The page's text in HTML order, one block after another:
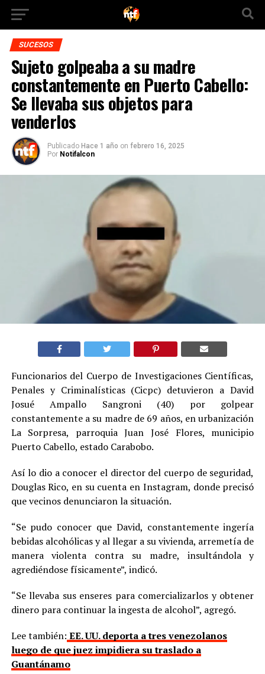
SUCESOS
Sujeto golpeaba a su madre
constantemente en Puerto Cabello:
Se llevaba sus objetos para
venderlos
Publicado Hace 1 año on febrero 16, 2025
Por Notifalcon
Funcionarios del Cuerpo de Investigaciones Científicas,
Penales y Criminalísticas (Cicpc) detuvieron a David
Josué Ampallo Sangroni (40) por golpear
constantemente a su madre de 69 años, en urbanización
La Sorpresa, parroquia Juan José Flores, municipio
Puerto Cabello, estado Carabobo.
Así lo dio a conocer el director del cuerpo de seguridad,
Douglas Rico, en su cuenta en Instagram, donde precisó
que vecinos denunciaron la situación.
“Se pudo conocer que David, constantemente ingería
bebidas alcohólicas y al llegar a su vivienda, arremetía de
manera violenta contra su madre, insultándola y
agrediéndose físicamente”, indicó.
“Se llevaba sus enseres para comercializarlos y obtener
dinero para continuar la ingesta de alcohol”, agregó.
Lee también: EE. UU. deporta a tres venezolanos
luego de que juez impidiera su traslado a
Guantánamo